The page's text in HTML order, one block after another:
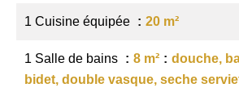
1 Cuisine équipée 20 m²
1 Salle de bains 8 m²
douche,
bidet, double vasque, seche